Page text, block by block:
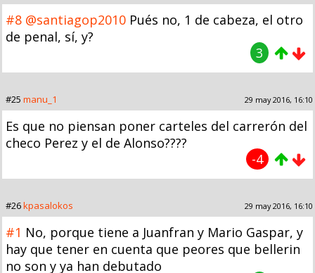
#8 @santiagop2010 Pués no, 1 de cabeza, el otro
de penal, sí, y?
3
#25 manu_1 29 may 2016, 16:10
Es que no piensan poner carteles del carrerón del
checo Perez y el de Alonso????
-4
#26kpasalokos 29 may 2016, 16:10
#1 No, porque tiene a Juanfran y Mario Gaspar, y
hay que tener en cuenta que peores que bellerin
no son y ya han debutado